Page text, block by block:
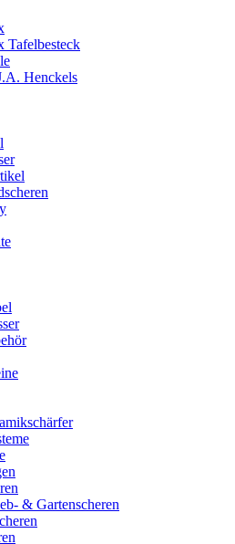
Tafelbesteck
Henckels
& Gartenscheren